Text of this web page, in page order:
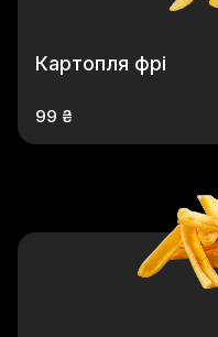
Картопля фрі
99 ₴